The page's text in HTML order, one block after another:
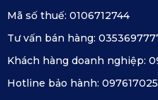
Mã số thuế: 0106712744
Tư vấn bán hàng:
Khách hàng doanh nghiệp:
Hotline bảo hành: